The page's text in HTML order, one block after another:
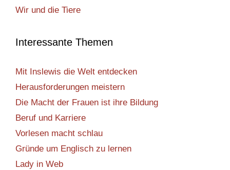
Wir und die Tiere
Interessante Themen
Mit Inslewis die Welt entdecken
Herausforderungen meistern
Die Macht der Frauen ist ihre Bildung
Beruf und Karriere
Vorlesen macht schlau
Gründe um Englisch zu lernen
Lady in Web